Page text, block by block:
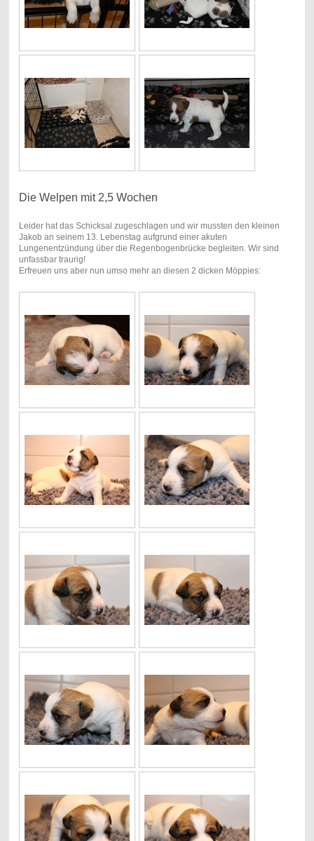
Die Welpen mit 2,5 Wochen
Leider hat das Schicksal zugeschlagen und wir mussten den kleinen
Jakob an seinem 13. Lebenstag aufgrund einer akuten
Lungenentzündung über die Regenbogenbrücke begleiten. Wir sind
unfassbar traurig!
Erfreuen uns aber nun umso mehr an diesen 2 dicken Möppies: